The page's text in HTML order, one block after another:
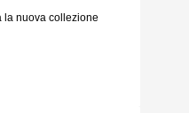
la nuova collezione